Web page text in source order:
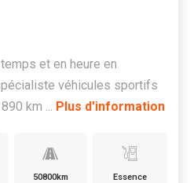
et en heure en
véhicules sportifs
km ... Plus d'information
50800km Essence